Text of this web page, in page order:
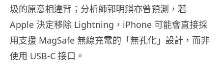
圾的原意相違背；分析師郭明錤亦曾預測，若
Apple 決定移除 Lightning，iPhone 可能會直接採
用支援 MagSafe 無線充電的「無孔化」設計，而非
使用 USB-C 接口。